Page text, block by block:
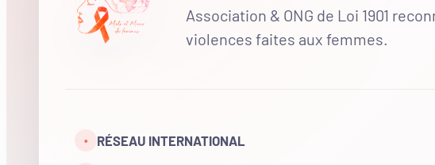
Association & ONG de Loi 1901
violences faites aux femmes.
• RÉSEAU INTERNATIONAL